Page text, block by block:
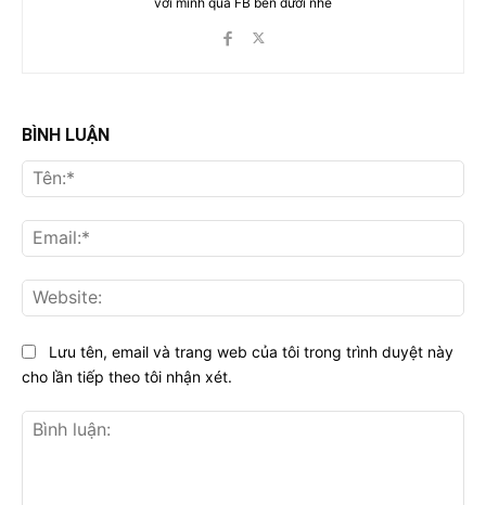
BÌNH LUẬN
Lưu tên, email và trang web của tôi trong trình duyệt này
cho lần tiếp theo tôi nhận xét.